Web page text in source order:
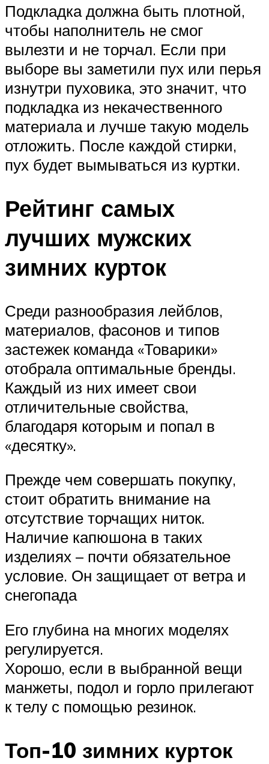
Подкладка должна быть плотной,
чтобы наполнитель не смог
вылезти и не торчал. Если при
выборе вы заметили пух или перья
изнутри пуховика, это значит, что
подкладка из некачественного
материала и лучше такую модель
отложить. После каждой стирки,
пух будет вымываться из куртки.
Рейтинг самых
лучших мужских
зимних курток
Среди разнообразия лейблов,
материалов, фасонов и типов
застежек команда «Товарики»
отобрала оптимальные бренды.
Каждый из них имеет свои
отличительные свойства,
благодаря которым и попал в
«десятку».
Прежде чем совершать покупку,
стоит обратить внимание на
отсутствие торчащих ниток.
Наличие капюшона в таких
изделиях – почти обязательное
условие. Он защищает от ветра и
снегопада
Его глубина на многих моделях
регулируется.
Хорошо, если в выбранной вещи
манжеты, подол и горло прилегают
к телу с помощью резинок.
Топ-10 зимних курток